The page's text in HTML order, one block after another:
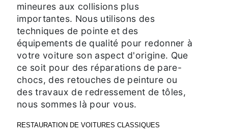
mineures aux collisions plus
importantes. Nous utilisons des
techniques de pointe et des
équipements de qualité pour redonner à
votre voiture son aspect d'origine. Que
ce soit pour des réparations de pare-
chocs, des retouches de peinture ou
des travaux de redressement de tôles,
nous sommes là pour vous.
RESTAURATION DE VOITURES CLASSIQUES